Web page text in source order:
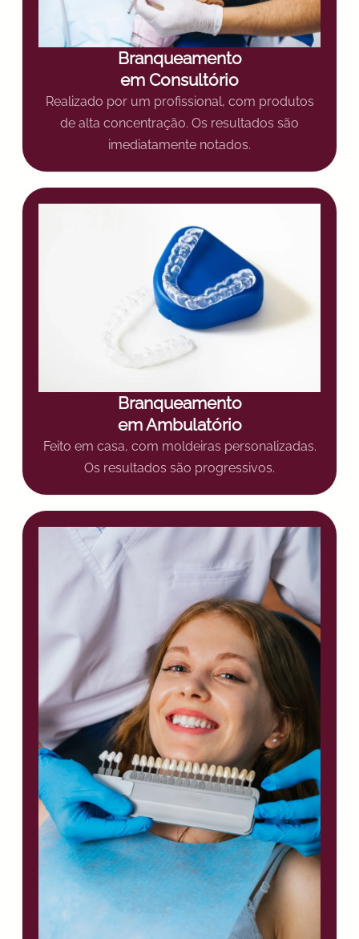
Branqueamento
em Consultório
Realizado por um profissional, com produtos
de alta concentração. Os resultados são
imediatamente notados.
Branqueamento
em Ambulatório
Feito em casa, com moldeiras personalizadas.
Os resultados são progressivos.